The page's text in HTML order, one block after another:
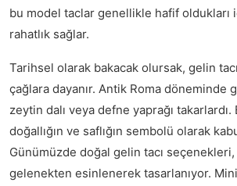
bu model taclar genellikle hafif oldukları
rahatlık sağlar.
Tarihsel olarak bakacak olursak, gelin
çağlara dayanır. Antik Roma döneminde
zeytin dalı veya defne yaprağı
doğallığın ve saflığın sembolü olarak
Günümüzde doğal gelin tacı
gelenekten esinlenerek tasarlanıyor.